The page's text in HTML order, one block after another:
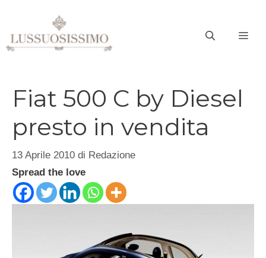
contenuto
Fiat 500 C by Diesel
presto in vendita
13 Aprile 2010 di Redazione
Spread the love